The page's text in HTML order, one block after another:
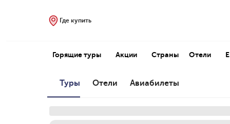
Где купить
Горящие туры Акции Страны Отели
Туры Отели Авиабилеты